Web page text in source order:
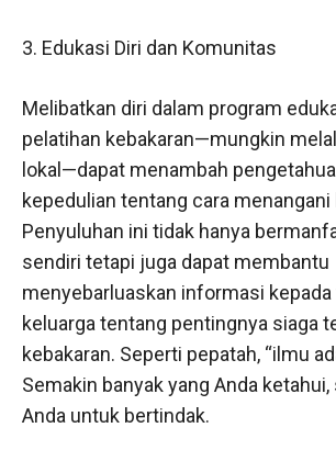
3. Edukasi Diri dan Komunitas
Melibatkan diri dalam program
pelatihan kebakaran—mungkin
lokal—dapat menambah
kepedulian tentang cara menangani
Penyuluhan ini tidak hanya
sendiri tetapi juga dapat membantu
menyebarluaskan informasi kepada
keluarga tentang pentingnya siaga
kebakaran. Seperti pepatah, “ilmu
Semakin banyak yang Anda
Anda untuk bertindak.